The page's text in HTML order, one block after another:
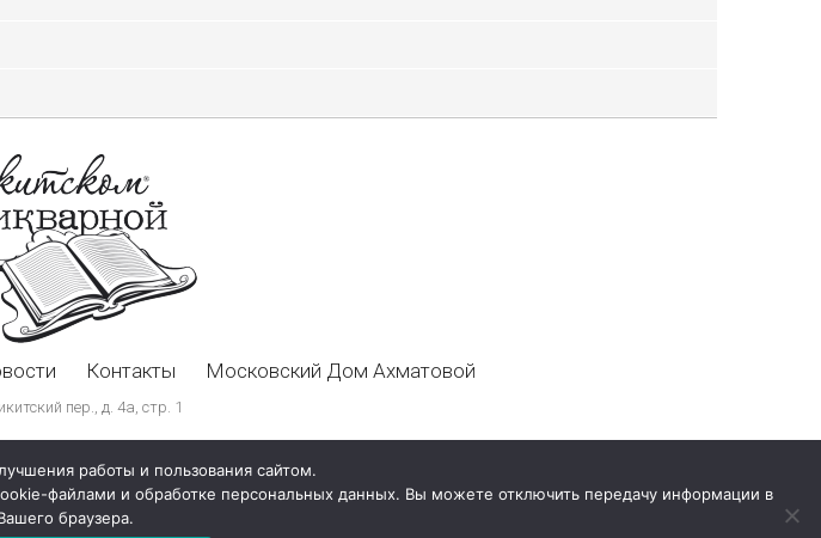
Контакты Московский Дом Ахматовой
пер., д. 4а, стр. 1
работы и пользования сайтом.
файлами и обработке персональных данных. Вы можете отключить передачу информации в
браузера.